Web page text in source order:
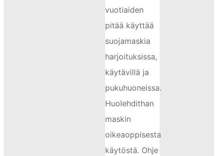
vuotiaiden
pitää käyttää
suojamaskia
harjoituksissa,
käytävillä ja
pukuhuoneissa.
Huolehdithan
maskin
oikeaoppisesta
käytöstä. Ohje